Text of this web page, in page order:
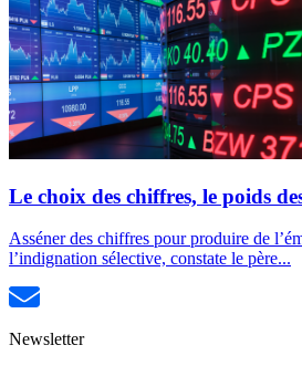
Le choix des chiffres, le poids
Asséner des chiffres pour produire de
l’indignation sélective, constate le père...
Newsletter